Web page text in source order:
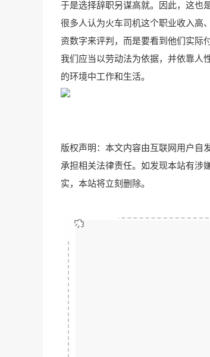
于是选择辞职另谋高就。因此，这也
很多人认为火车司机这个职业收入高
资数字来评判，而是要看到他们实际
我们应当以劳动法为依据，并依靠人
的环境中工作和生活。
版权声明：本文内容由互联网用户自
承担相关法律责任。如发现本站有涉
实，本站将立刻删除。